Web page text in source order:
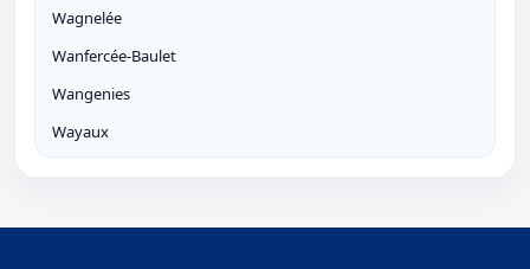
Wagnelée
Wanfercée-Baulet
Wangenies
Wayaux